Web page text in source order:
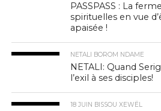
PASSPASS : La
spirituelles en vue
apaisée !
NETALI BOROM NDAME
NETALI: Quand
l’exil à ses disciples!
18 JUIN BISSOU XEWËL